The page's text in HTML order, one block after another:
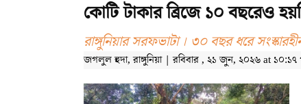
কোটি টাকার ব্রিজে ১০ বছরেও
রাঙ্গুনিয়ার সরফভাটা । ৩০ বছর ধরে
জগলুল হুদা, রাঙ্গুনিয়া | রবিবার , ২১ জুন, ২০২৬ at ১০:১৭